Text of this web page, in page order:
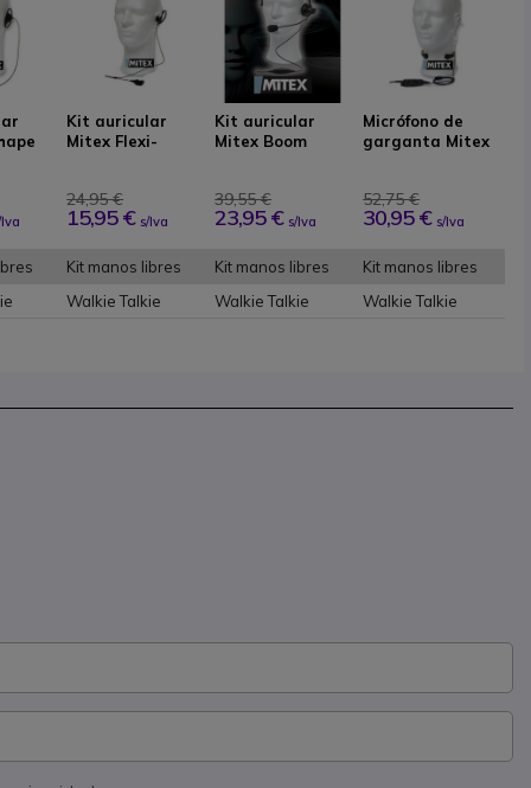
Iva
Kit auricular
Mitex Flexi-
24,95 €
15,95 € s/Iva
Kit auricular
Mitex Boom
39,55 €
23,95 € s/Iva
Micrófono de
garganta Mitex
52,75 €
30,95 € s/Iva
Kit manos libres Kit manos libres
Kit manos libres
Walkie Talkie Walkie Talkie Walkie Talkie